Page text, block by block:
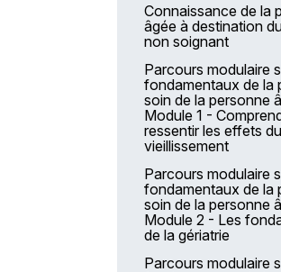
Connaissance de la
âgée à destination
non soignant
Parcours modulaire
fondamentaux de la
soin de la personne
Module 1 -
ressentir les effets du
vieillissement
Parcours modulaire
fondamentaux de la
soin de la personne
Module 2 - Les
de la gériatrie
Parcours modulaire